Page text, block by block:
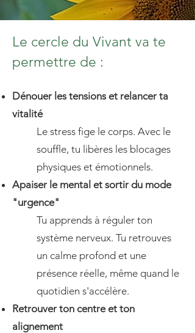
Le cercle du Vivant va te
permettre de :
Dénouer les tensions et relancer ta
vitalité
Le stress fige le corps. Avec le
souffle, tu libères les blocages
physiques et émotionnels.
Apaiser le mental et sortir du mode
"urgence"
Tu apprends à réguler ton
système nerveux. Tu retrouves
un calme profond et une
présence réelle, même quand le
quotidien s'accélère.
Retrouver ton centre et ton
alignement